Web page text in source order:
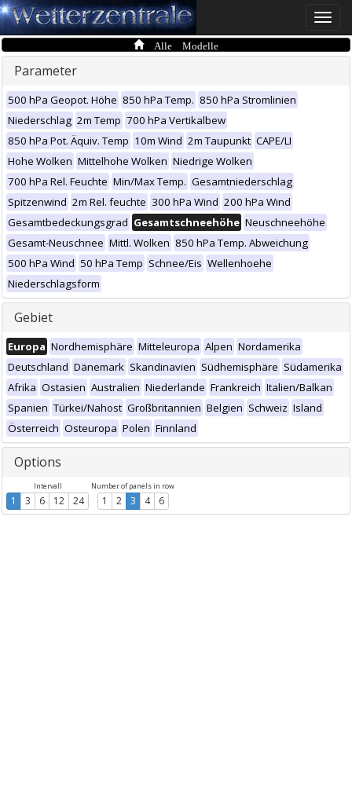
Toggle
Alle Modelle
Parameter
500 hPa Geopot. Höhe 850 hPa Temp. 850 hPa Stromlinien
Niederschlag 2m Temp 700 hPa Vertikalbew
850 hPa Pot. Äquiv. Temp 10m Wind 2m Taupunkt CAPE/LI
Hohe Wolken Mittelhohe Wolken Niedrige Wolken
700 hPa Rel. Feuchte Min/Max Temp. Gesamtniederschlag
Spitzenwind 2m Rel. feuchte 300 hPa Wind 200 hPa Wind
Gesamtbedeckungsgrad Gesamtschneehöhe Neuschneehöhe
Gesamt-Neuschnee Mittl. Wolken 850 hPa Temp. Abweichung
500 hPa Wind 50 hPa Temp Schnee/Eis Wellenhoehe
Niederschlagsform
Gebiet
Europa Nordhemisphäre Mitteleuropa Alpen Nordamerika
Deutschland Dänemark Skandinavien Südhemisphäre Südamerika
Afrika Ostasien Australien Niederlande Frankreich Italien/Balkan
Spanien Türkei/Nahost Großbritannien Belgien Schweiz Island
Österreich Osteuropa Polen Finnland
Options
Intervall
1 3 6 12 24
Number of panels in row
1 2 3 4 6